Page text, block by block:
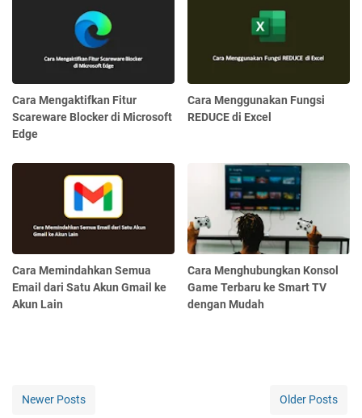
Cara Mengaktifkan Fitur
Scareware Blocker di Microsoft
Edge
Cara Menggunakan Fungsi
REDUCE di Excel
Cara Memindahkan Semua
Email dari Satu Akun Gmail ke
Akun Lain
Cara Menghubungkan Konsol
Game Terbaru ke Smart TV
dengan Mudah
Newer Posts Older Posts